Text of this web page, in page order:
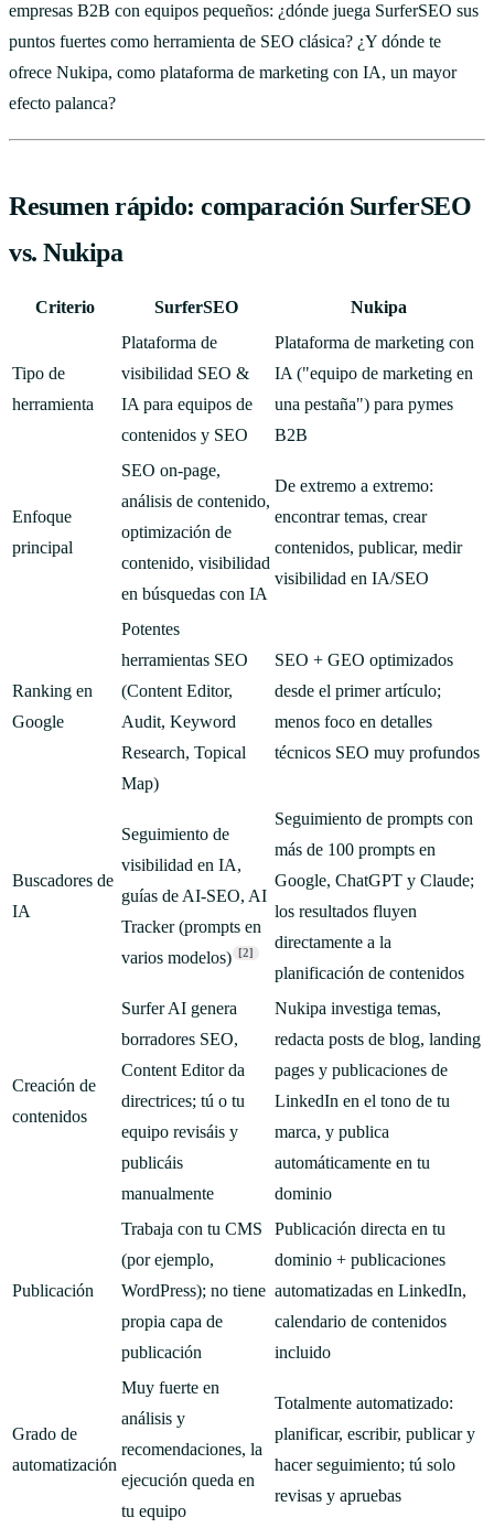
empresas B2B con equipos pequeños: ¿dónde juega SurferSEO sus
puntos fuertes como herramienta de SEO clásica? ¿Y dónde te
ofrece Nukipa, como plataforma de marketing con IA, un mayor
efecto palanca?
Resumen rápido: comparación SurferSEO
vs. Nukipa
Criterio SurferSEO Nukipa
Tipo de
herramienta
Plataforma de
visibilidad SEO &
IA para equipos de
contenidos y SEO
Plataforma de marketing con
IA ("equipo de marketing en
una pestaña") para pymes
B2B
Enfoque
principal
SEO on-page,
análisis de contenido,
optimización de
contenido, visibilidad
en búsquedas con IA
De extremo a extremo:
encontrar temas, crear
contenidos, publicar, medir
visibilidad en IA/SEO
Ranking en
Google
Potentes
herramientas SEO
(Content Editor,
Audit, Keyword
Research, Topical
Map)
SEO + GEO optimizados
desde el primer artículo;
menos foco en detalles
técnicos SEO muy profundos
Buscadores de
IA
Seguimiento de
visibilidad en IA,
guías de AI-SEO, AI
Tracker (prompts en
varios modelos) [2]
Seguimiento de prompts con
más de 100 prompts en
Google, ChatGPT y Claude;
los resultados fluyen
directamente a la
planificación de contenidos
Creación de
contenidos
Surfer AI genera
borradores SEO,
Content Editor da
directrices; tú o tu
equipo revisáis y
publicáis
manualmente
Nukipa investiga temas,
redacta posts de blog, landing
pages y publicaciones de
LinkedIn en el tono de tu
marca, y publica
automáticamente en tu
dominio
Publicación
Trabaja con tu CMS
(por ejemplo,
WordPress); no tiene
propia capa de
publicación
Publicación directa en tu
dominio + publicaciones
automatizadas en LinkedIn,
calendario de contenidos
incluido
Grado de
automatización
Muy fuerte en
análisis y
recomendaciones, la
ejecución queda en
tu equipo
Totalmente automatizado:
planificar, escribir, publicar y
hacer seguimiento; tú solo
revisas y apruebas